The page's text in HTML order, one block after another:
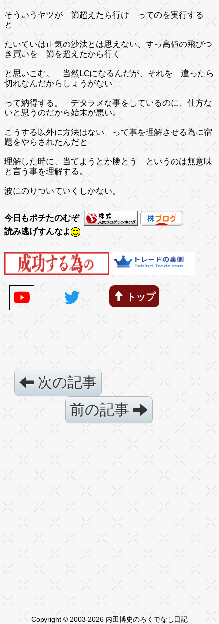
そういうヤツが 節超えたら行け ってのを実行する
と
たいていは正気の沙汰とは思えない、すっ高値の飛びつ
き買いを 節を超えたから行く
と思いこむ。 当然LCになるんだが、それを 違ったら
切れなんだからしょうがない
って納得する。 デタラメな事をしているのに、仕方な
いと思うのだから始末が悪い。
こうする以外に方法はない って事を理解させる為に宿
題をやらされたんだと
理解した時に、当てようとか勝とう というのは無意味
と言う事を理解する。
波にのりついていくしかない。
今日もポチたのむぞ
読み逃げすんなよ
トップ
次の記事
前の記事
Copyright © 2003-2026 内田博史のろくでなし日記